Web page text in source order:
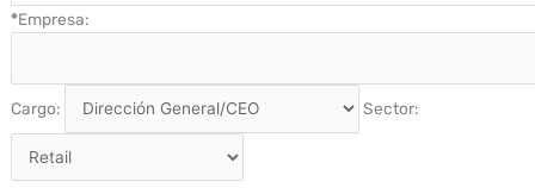
*Empresa:
Cargo: Sector: